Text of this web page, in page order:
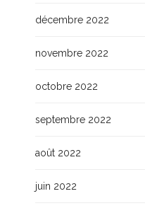
décembre 2022
novembre 2022
octobre 2022
septembre 2022
août 2022
juin 2022